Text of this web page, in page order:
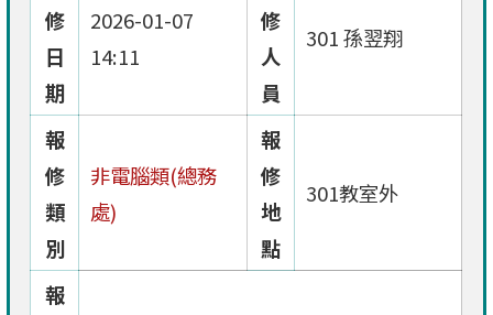
修
日
期
2026-01-07
14:11
修
人
員
301 孫翌翔
報
修
類
別
非電腦類(總務
處)
報
修
地
點
301教室外
報